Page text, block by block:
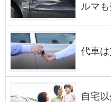
ルマ
代車
自宅